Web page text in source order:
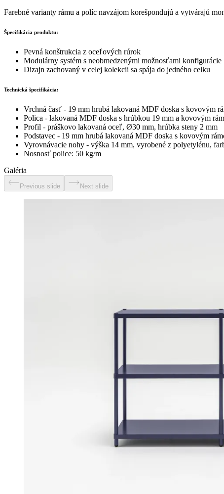
Farebné varianty rámu a políc navzájom korešpondujú a vytvárajú
Špecifikácia produktu:
Pevná konštrukcia z oceľových rúrok
Modulárny systém s neobmedzenými možnosťami konfigurácie
Dizajn zachovaný v celej kolekcii sa spája do jedného celku
Technická špecifikácia:
Vrchná časť - 19 mm hrubá lakovaná MDF doska s kovovým
Polica - lakovaná MDF doska s hrúbkou 19 mm a kovovým
Profil - práškovo lakovaná oceľ, Ø30 mm, hrúbka steny 2 mm
Podstavec - 19 mm hrubá lakovaná MDF doska s kovovým
Vyrovnávacie nohy - výška 14 mm, vyrobené z polyetylénu,
Nosnosť police: 50 kg/m
Galéria
Previous slide Next slide